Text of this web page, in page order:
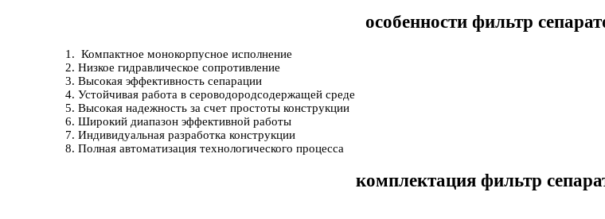
особенности фильтр
Компактное монокорпусное исполнение
Низкое гидравлическое сопротивление
Высокая эффективность сепарации
Устойчивая работа в сероводородсодержащей среде
Высокая надежность за счет простоты конструкции
Широкий диапазон эффективной работы
Индивидуальная разработка конструкции
Полная автоматизация технологического процесса
комплектация фильтр